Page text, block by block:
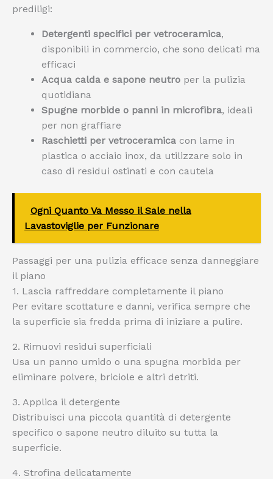
prediligi:
Detergenti specifici per vetroceramica,
disponibili in commercio, che sono delicati ma
efficaci
Acqua calda e sapone neutro per la pulizia
quotidiana
Spugne morbide o panni in microfibra, ideali
per non graffiare
Raschietti per vetroceramica con lame in
plastica o acciaio inox, da utilizzare solo in
caso di residui ostinati e con cautela
Ogni Quanto Va Messo il Sale nella
Lavastoviglie per Funzionare
Passaggi per una pulizia efficace senza danneggiare
il piano
1. Lascia raffreddare completamente il piano
Per evitare scottature e danni, verifica sempre che
la superficie sia fredda prima di iniziare a pulire.
2. Rimuovi residui superficiali
Usa un panno umido o una spugna morbida per
eliminare polvere, briciole e altri detriti.
3. Applica il detergente
Distribuisci una piccola quantità di detergente
specifico o sapone neutro diluito su tutta la
superficie.
4. Strofina delicatamente